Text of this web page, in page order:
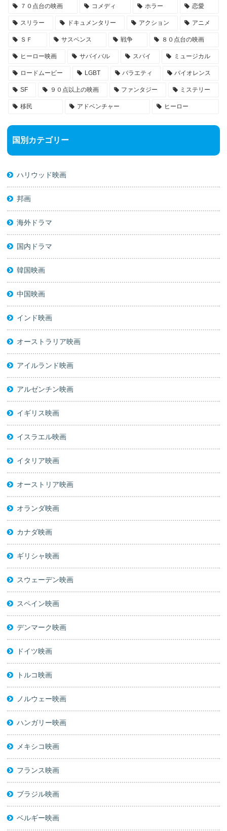
７０点台の映画 コメディ ホラー 恋愛
スリラー ドキュメンタリー アクション アニメ
ＳＦ サスペンス 戦争 ８０点台の映画
ヒーロー映画 サバイバル スパイ ミュージカル
ロードムービー LGBT バラエティ バイオレンス
SF ９０点以上の映画 ファンタジー ミステリー
移民 アドベンチャー ヒーロー
国別カテゴリー
ハリウッド映画
邦画
海外ドラマ
国内ドラマ
韓国映画
中国映画
インド映画
オーストラリア映画
アイルランド映画
アルゼンチン映画
イギリス映画
イスラエル映画
イタリア映画
オーストリア映画
オランダ映画
カナダ映画
ギリシャ映画
スウェーデン映画
スペイン映画
デンマーク映画
ドイツ映画
トルコ映画
ノルウェー映画
ハンガリー映画
メキシコ映画
フランス映画
ブラジル映画
ベルギー映画